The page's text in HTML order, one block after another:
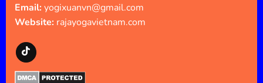
Email:yogixuanvn@gmail.com
Website: rajayogavietnam.com